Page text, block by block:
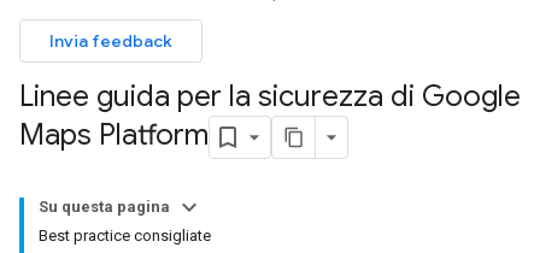
Invia feedback
Linee guida per la sicurezza di Google
Maps Platform
Su questa pagina
Best practice consigliate